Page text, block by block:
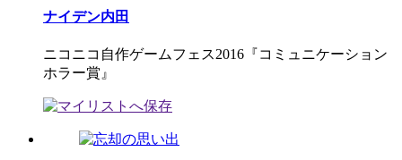
ナイデン内田
ニコニコ自作ゲームフェス2016『コミュニケーション
ホラー賞』